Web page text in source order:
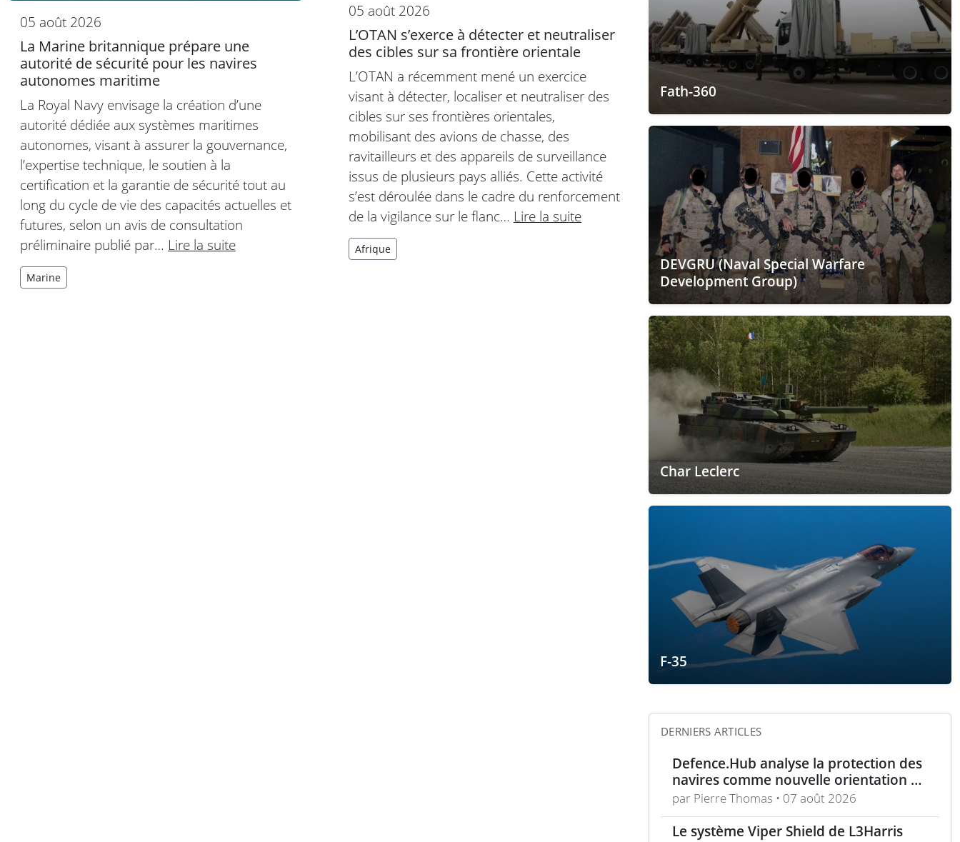
05 août 2026
La Marine britannique prépare une
autorité de sécurité pour les navires
autonomes maritime
La Royal Navy envisage la création d’une
autorité dédiée aux systèmes maritimes
autonomes, visant à assurer la gouvernance,
l’expertise technique, le soutien à la
certification et la garantie de sécurité tout au
long du cycle de vie des capacités actuelles et
futures, selon un avis de consultation
préliminaire publié par… Lire la suite
Marine
05 août 2026
L’OTAN s’exerce à détecter et neutraliser
des cibles sur sa frontière orientale
L’OTAN a récemment mené un exercice
visant à détecter, localiser et neutraliser des
cibles sur ses frontières orientales,
mobilisant des avions de chasse, des
ravitailleurs et des appareils de surveillance
issus de plusieurs pays alliés. Cette activité
s’est déroulée dans le cadre du renforcement
de la vigilance sur le flanc… Lire la suite
Afrique
Fath-360
DEVGRU (Naval Special Warfare
Development Group)
Char Leclerc
F-35
DERNIERS ARTICLES
Defence.Hub analyse la protection des
navires comme nouvelle orientation du
système MACS
par Pierre Thomas • 07 août 2026
Le système Viper Shield de L3Harris